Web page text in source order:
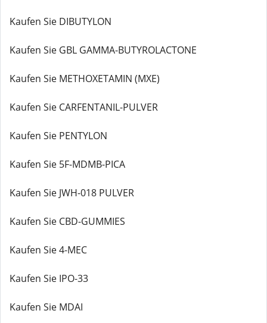
Kaufen Sie DIBUTYLON
Kaufen Sie GBL GAMMA-BUTYROLACTONE
Kaufen Sie METHOXETAMIN (MXE)
Kaufen Sie CARFENTANIL-PULVER
Kaufen Sie PENTYLON
Kaufen Sie 5F-MDMB-PICA
Kaufen Sie JWH-018 PULVER
Kaufen Sie CBD-GUMMIES
Kaufen Sie 4-MEC
Kaufen Sie IPO-33
Kaufen Sie MDAI